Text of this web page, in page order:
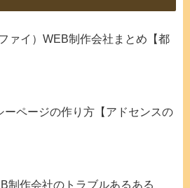
ァイ）WEB制作会社まとめ【都
ーページの作り方【アドセンスの
制作会社のトラブルあるある